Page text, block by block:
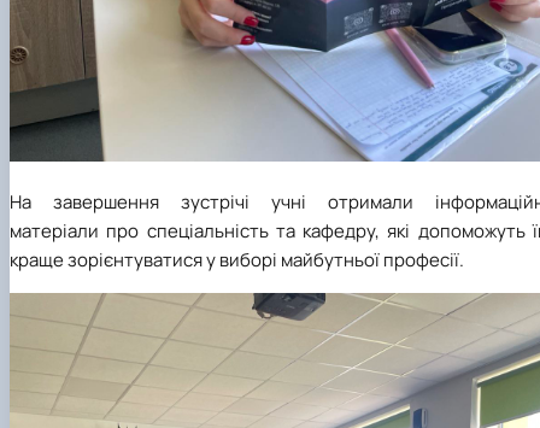
На завершення зустрічі учні отримали
матеріали про спеціальність та кафедру, які допоможуть
краще зорієнтуватися у виборі майбутньої професії.